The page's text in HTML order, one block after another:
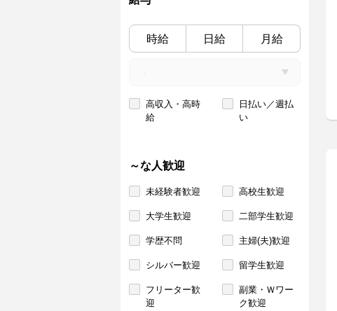
時給 日給 月給
高収入・高時
給
日払い／週払
い
～な人歓迎
未経験者歓迎 高校生歓迎
大学生歓迎 二部学生歓迎
学歴不問 主婦(夫)歓迎
シルバー歓迎 留学生歓迎
フリーター歓
迎
副業・Ｗワー
ク歓迎